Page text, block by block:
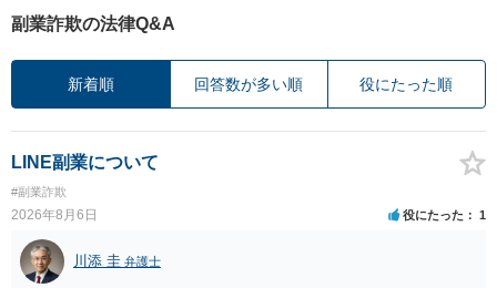
副業詐欺の法律Q&A
新着順 回答数が多い順 役にたった順
LINE副業について
#副業詐欺
2026年8月6日 役にたった 1
川添 圭 弁護士